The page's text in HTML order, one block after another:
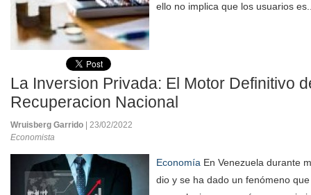
ello no implica que los usuarios
La Inversion Privada: El Motor Definitivo
Recuperacion Nacional
Wruisberg Garrido
| 23/02/2022
Economista
Economía En Venezuela durante
dio y se ha dado un fenómeno